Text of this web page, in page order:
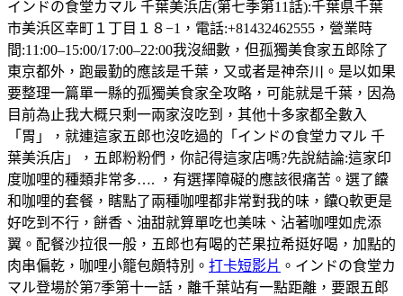
インドの食堂カマル 千葉美浜店(第七季第11話):千葉県千葉
市美浜区幸町１丁目１８−1，電話:+81432462555，營業時
間:11:00–15:00/17:00–22:00我沒細數，但孤獨美食家五郎除了
東京都外，跑最勤的應該是千葉，又或者是神奈川。是以如果
要整理一篇單一縣的孤獨美食家全攻略，可能就是千葉，因為
目前為止我大概只剩一兩家沒吃到，其他十多家都全數入
「胃」，就連這家五郎也沒吃過的「インドの食堂カマル 千
葉美浜店」，五郎粉粉們，你記得這家店嗎?先說結論:這家印
度咖哩的種類非常多…. ，有選擇障礙的應該很痛苦。選了饢
和咖哩的套餐，瞎點了兩種咖哩都非常對我的味，饢Q軟更是
好吃到不行，餅香、油甜就算單吃也美味、沾著咖哩如虎添
翼。配餐沙拉很一般，五郎也有喝的芒果拉希挺好喝，加點的
肉串偏乾，咖哩小籠包頗特別。 打卡短影片 。インドの食堂カ
マル登場於第7季第十一話，離千葉站有一點距離，要跟五郎